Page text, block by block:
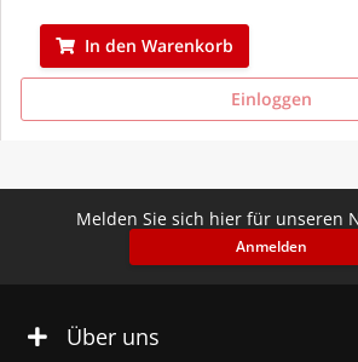
In den Warenkorb
Einloggen
Melden Sie sich hier für unseren
Anmelden
Über uns